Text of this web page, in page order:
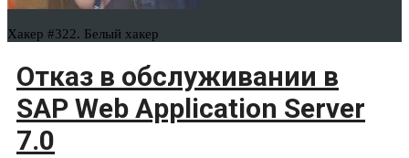
Хакер #322. Белый хакер
Отказ в обслуживании в
SAP Web Application Server
7.0